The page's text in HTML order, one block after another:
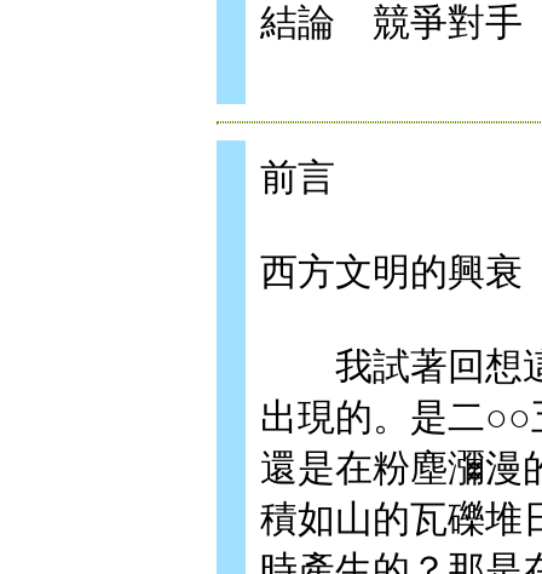
結論 競爭對手
前言
西方文明的興衰
我試著回想這
出現的。是二
還是在粉塵瀰漫
積如山的瓦礫堆